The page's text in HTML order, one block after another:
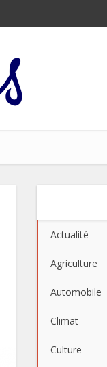
Actualité
Agriculture
Automobile
Climat
Culture